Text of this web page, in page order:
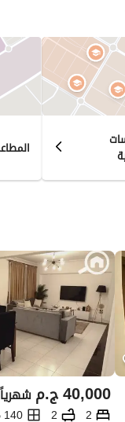
ج.م40,000 شهرياً
2
2 140 متر مربع